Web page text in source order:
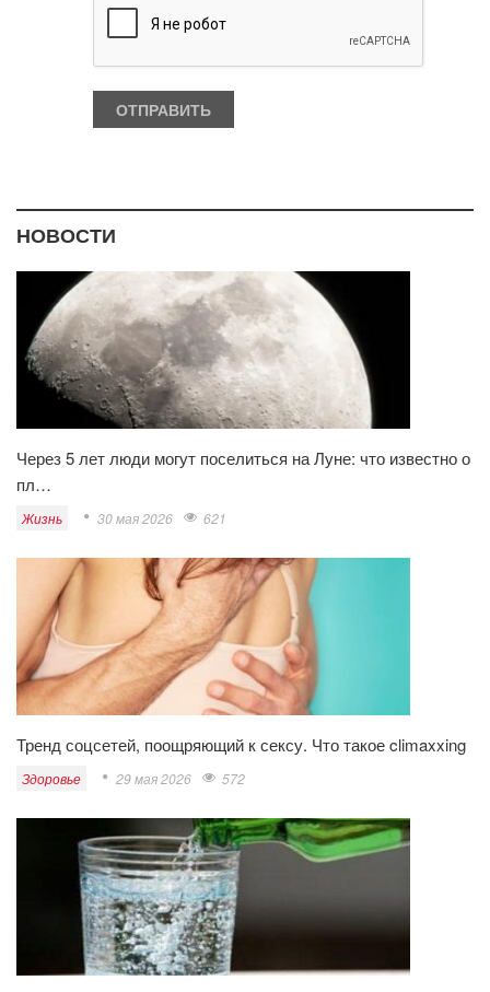
НОВОСТИ
Через 5 лет люди могут поселиться на Луне: что известно о
пл…
Жизнь 30 мая 2026 621
Тренд соцсетей, поощряющий к сексу. Что такое climaxxing
Здоровье 29 мая 2026 572